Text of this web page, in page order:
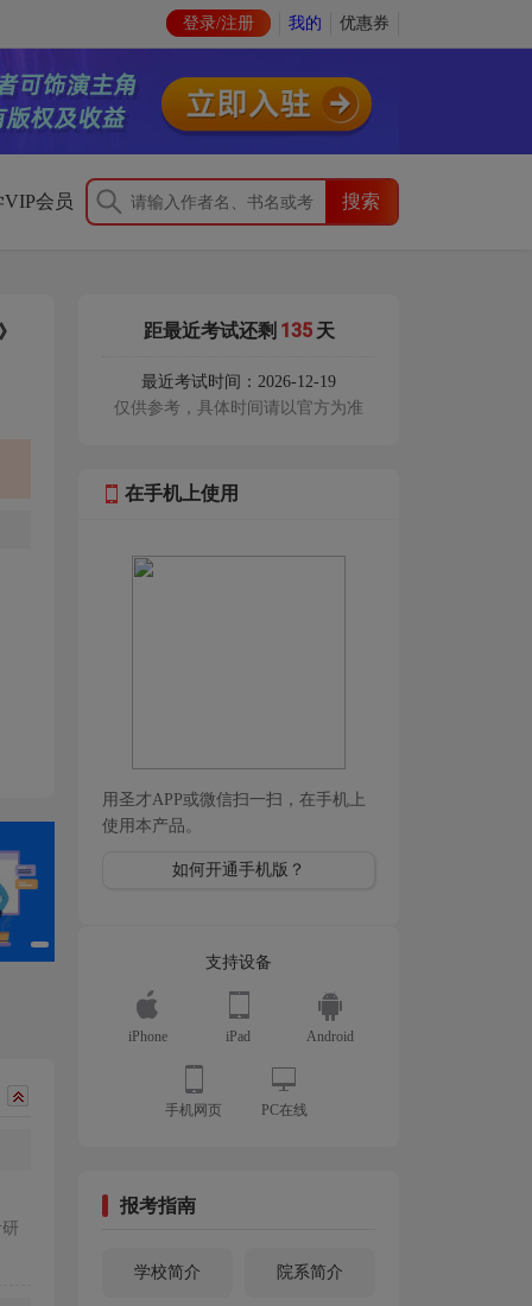
登录/注册 我的 优惠券
会员
距最近考试还剩 135 天
最近考试时间：2026-12-19
仅供参考，具体时间请以官方为准
在手机上使用
用圣才APP或微信扫一扫，在手机上
使用本产品。
如何开通手机版？
支持设备
iPhone iPad Android
手机网页 PC在线
报考指南
学校简介 院系简介